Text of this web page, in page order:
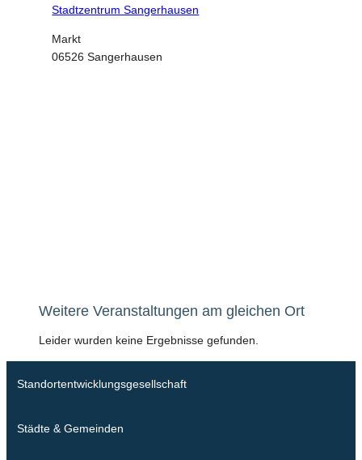
Stadtzentrum Sangerhausen
Markt
06526 Sangerhausen
Weitere Veranstaltungen am gleichen Ort
Leider wurden keine Ergebnisse gefunden.
Standortentwicklungsgesellschaft
Städte & Gemeinden